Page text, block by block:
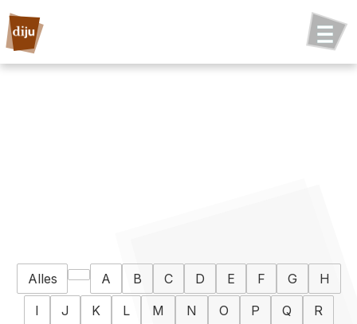
Alles A B C D E F G
H
I
J K L M N O P Q
R